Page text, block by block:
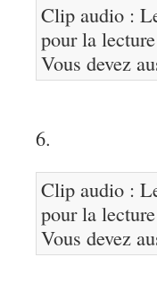
Clip audio :
pour la
Vous devez
6.
Clip audio :
pour la
Vous devez